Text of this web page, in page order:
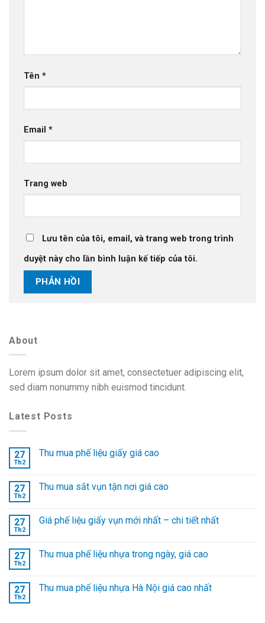
Tên *
Email *
Trang web
Lưu tên của tôi, email, và trang web trong trình
duyệt này cho lần bình luận kế tiếp của tôi.
About
Lorem ipsum dolor sit amet, consectetuer adipiscing elit,
sed diam nonummy nibh euismod tincidunt.
Latest Posts
27
Th2
Thu mua phế liệu giấy giá cao
27
Th2
Thu mua sắt vụn tận nơi giá cao
27
Th2
Giá phế liệu giấy vụn mới nhất – chi tiết nhất
27
Th2
Thu mua phế liệu nhựa trong ngày, giá cao
27
Th2
Thu mua phế liệu nhựa Hà Nội giá cao nhất